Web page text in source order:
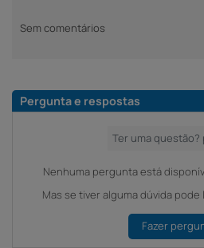
Sem comentários
Pergunta e respostas
Nenhuma pergunta está
Mas se tiver alguma dúvida
Fazer